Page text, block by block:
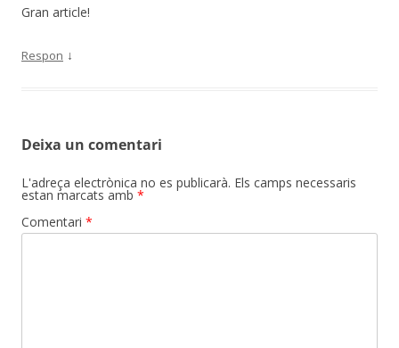
Gran article!
Respon ↓
Deixa un comentari
L'adreça electrònica no es publicarà. Els camps necessaris
estan marcats amb *
Comentari *